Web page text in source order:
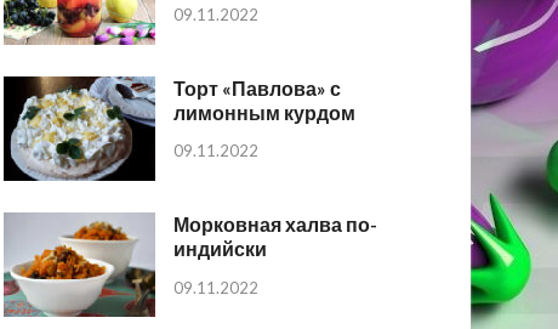
09.11.2022
Торт «Павлова» с
лимонным курдом
09.11.2022
Морковная халва по-
индийски
09.11.2022